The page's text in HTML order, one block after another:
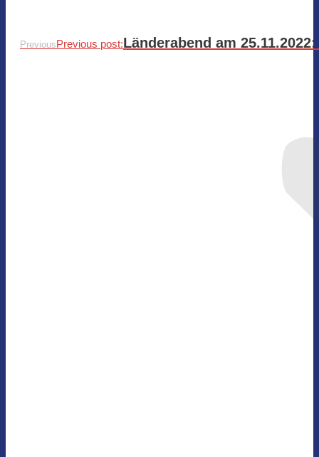
PreviousPrevious post:Länderabend am